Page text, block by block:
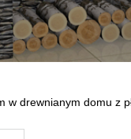
w drewnianym domu z